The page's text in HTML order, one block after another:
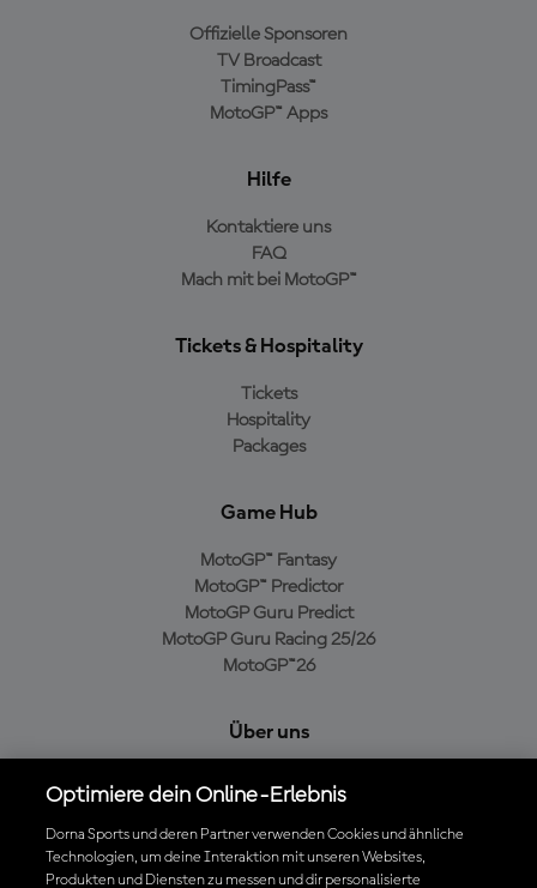
Offizielle Sponsoren
TV Broadcast
TimingPass™
MotoGP™ Apps
Hilfe
Kontaktiere uns
FAQ
Mach mit bei MotoGP™
Tickets & Hospitality
Tickets
Hospitality
Packages
Game Hub
MotoGP™ Fantasy
MotoGP™ Predictor
MotoGP Guru Predict
MotoGP Guru Racing 25/26
MotoGP™26
Über uns
Cookie-Richtlinien
Geschäftsbedingungen
Datenschutzrichtlinien
Optimiere dein Online-Erlebnis
Dorna Sports und deren Partner verwenden Cookies und ähnliche
Technologien, um deine Interaktion mit unseren Websites,
Produkten und Diensten zu messen und dir personalisierte